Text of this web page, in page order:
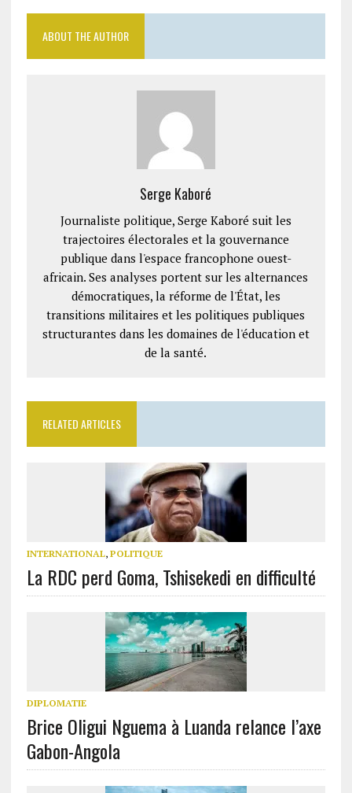
ABOUT THE AUTHOR
Serge Kaboré
Journaliste politique, Serge Kaboré suit les
trajectoires électorales et la gouvernance
publique dans l'espace francophone ouest-
africain. Ses analyses portent sur les alternances
démocratiques, la réforme de l'État, les
transitions militaires et les politiques publiques
structurantes dans les domaines de l'éducation et
de la santé.
RELATED ARTICLES
INTERNATIONAL, POLITIQUE
La RDC perd Goma, Tshisekedi en difficulté
DIPLOMATIE
Brice Oligui Nguema à Luanda relance l’axe
Gabon-Angola